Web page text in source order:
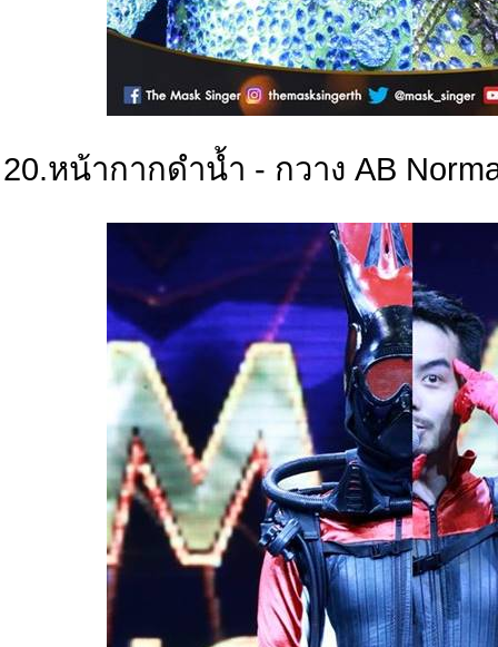
20.หน้ากากดำน้ำ - กวาง AB